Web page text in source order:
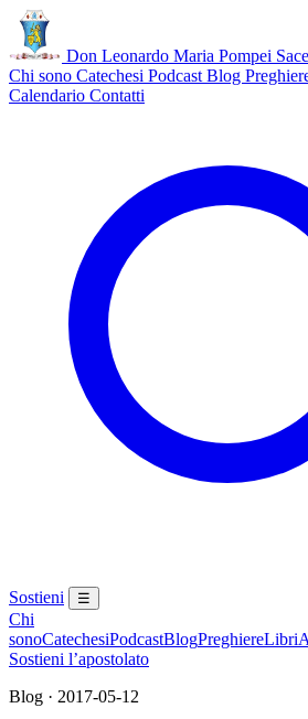
Don Leonardo Maria Pompei
Chi sono Catechesi Podcast Blog
Calendario Contatti
Sostieni ☰
Chi
sonoCatechesiPodcastBlogPreghiereLibri
Sostieni l’apostolato
Blog · 2017-05-12